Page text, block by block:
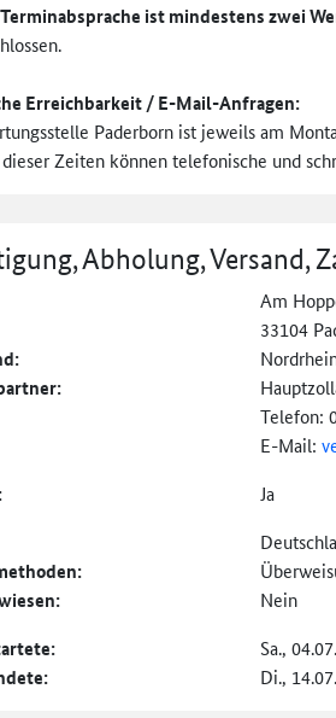
ist mindestens zwei
Erreichbarkeit / E-Mail-Anfragen:
Paderborn ist jeweils am
Zeiten können telefonische und
Abholung, Versand,
Am
33104
Telefon:
E-Mail:
Ja
Nein
Sa.,
Di.,